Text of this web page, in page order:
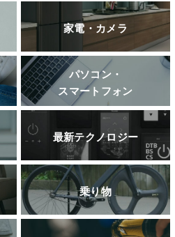
家電・カメラ
パソコン・
スマートフォン
最新テクノロジー
乗り物